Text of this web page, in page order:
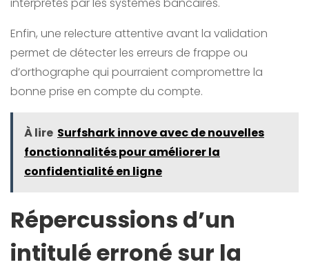
Enfin, une relecture attentive avant la validation
permet de détecter les erreurs de frappe ou
d’orthographe qui pourraient compromettre la
bonne prise en compte du compte.
À lire Surfshark innove avec de nouvelles
fonctionnalités pour améliorer la
confidentialité en ligne
Répercussions d’un
intitulé erroné sur la